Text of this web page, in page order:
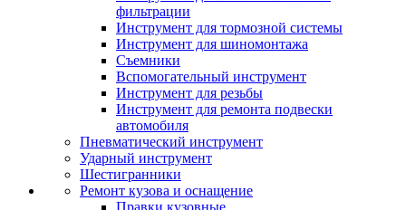
фильтрации
Инструмент для тормозной системы
Инструмент для шиномонтажа
Съемники
Вспомогательный инструмент
Инструмент для резьбы
Инструмент для ремонта подвески
автомобиля
Пневматический инструмент
Ударный инструмент
Шестигранники
Ремонт кузова и оснащение
Правки кузовные